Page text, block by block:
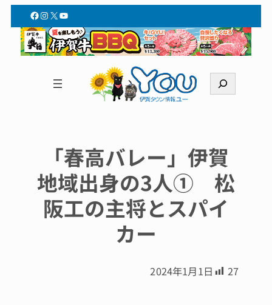
Facebook
Instagram
X YouTube
索
「春高バレー」伊賀
地域出身の3人① 松
阪工の主将とスパイ
カー
2024年1月1日 27